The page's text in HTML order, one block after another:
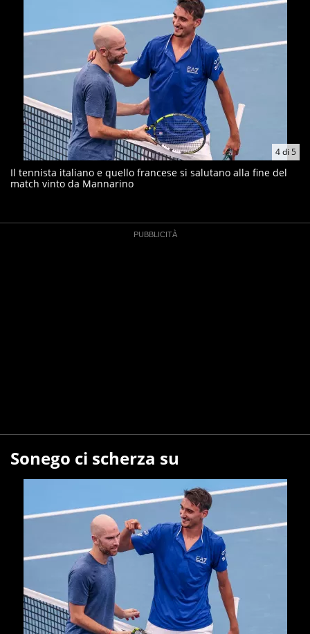
4di 5
Il tennista italiano e quello francese si salutano alla fine del
match vinto da Mannarino
Sonego ci scherza su